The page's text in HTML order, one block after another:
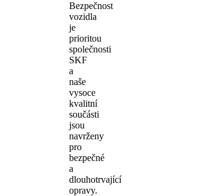
Bezpečnost
vozidla
je
prioritou
společnosti
SKF
a
naše
vysoce
kvalitní
součásti
jsou
navrženy
pro
bezpečné
a
dlouhotrvající
opravy.